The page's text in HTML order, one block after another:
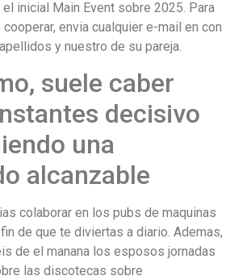
inicial Main Event sobre 2025. Para
envia cualquier e-mail en con
y nuestro de su pareja.
suele caber
decisivo
una
alcanzable
colaborar en los pubs de maquinas
de que te diviertas a diario. Ademas,
de el manana los esposos jornadas
las discotecas sobre